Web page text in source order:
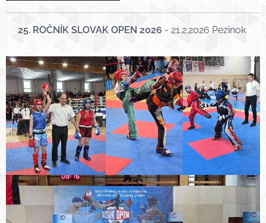
25. ROČNÍK SLOVAK OPEN 2026 - 21.2.2026 Pezinok